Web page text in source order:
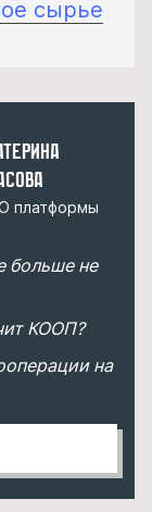
сырье
платформы
больше не
КООП?
на